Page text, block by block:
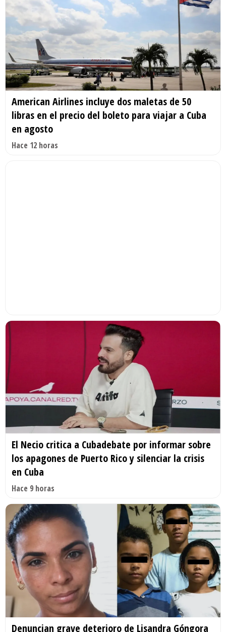
American Airlines incluye dos maletas de 50
libras en el precio del boleto para viajar a Cuba
en agosto
Hace 12 horas
El Necio critica a Cubadebate por informar sobre
los apagones de Puerto Rico y silenciar la crisis
en Cuba
Hace 9 horas
Denuncian grave deterioro de Lisandra Góngora